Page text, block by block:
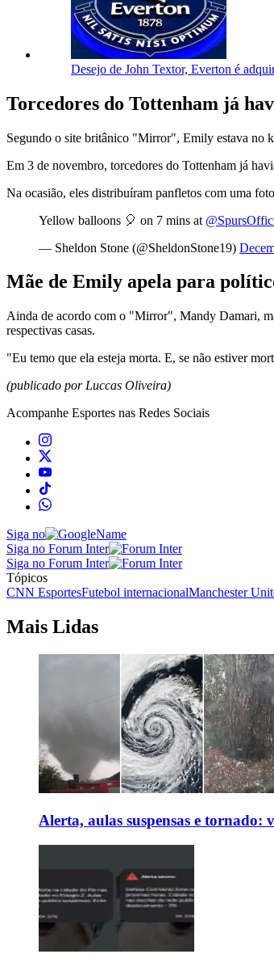
Desejo de John Textor, Everton é
Torcedores do Tottenham já
Segundo o site britânico "Mirror", Emily estava no
Em 3 de novembro, torcedores do Tottenham já
Na ocasião, eles distribuíram panfletos com uma
Yellow balloons 🎈 on 7 mins at ⁦
— Sheldon Stone (@SheldonStone19)
Mãe de Emily apela para
Ainda de acordo com o "Mirror", Mandy Damari,
respectivas casas.
"Eu temo que ela esteja morta. E, se não estiver
(publicado por Luccas Oliveira)
Acompanhe Esportes nas Redes Sociais
Siga no
Siga no Forum Inter
Siga no Forum Inter
Tópicos
CNN EsportesFutebol internacionalManchester
Mais Lidas
Alerta, aulas suspensas e tornado: